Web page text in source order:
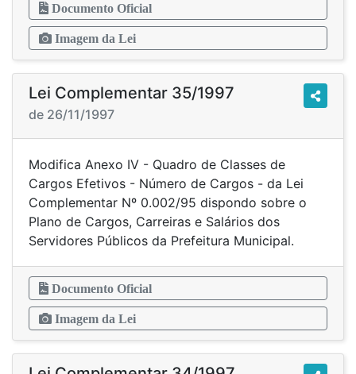
Documento Oficial
Imagem da Lei
Lei Complementar 35/1997
de 26/11/1997
Modifica Anexo IV - Quadro de Classes de
Cargos Efetivos - Número de Cargos - da Lei
Complementar Nº 0.002/95 dispondo sobre o
Plano de Cargos, Carreiras e Salários dos
Servidores Públicos da Prefeitura Municipal.
Documento Oficial
Imagem da Lei